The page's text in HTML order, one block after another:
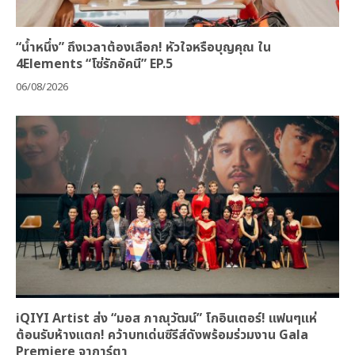
“น้ำหนึ่ง” ถึงเวลาต้องเลือก! หัวใจหรือบุญคุณ ใน
4Elements “โซ่รักอัคนี” EP.5
06/08/2026
iQIYI Artist ส่ง “มอส ภาณุวัฒน์” โกอินเตอร์! แฟนๆแห่
ต้อนรับห้างแตก! คว้าบทเด่นซีรีส์ดังพร้อมร่วมงาน Gala